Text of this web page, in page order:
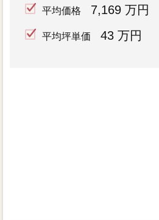
平均価格 7,169 万円
平均坪単価 43 万円